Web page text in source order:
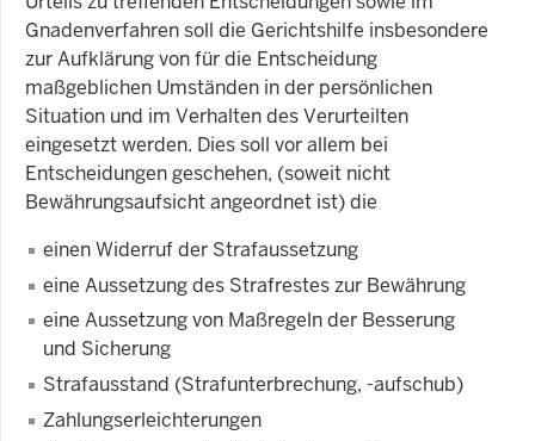
Gnadenverfahren soll die Gerichtshilfe insbesondere
zur Aufklärung von für die Entscheidung
maßgeblichen Umständen in der persönlichen
Situation und im Verhalten des Verurteilten
eingesetzt werden. Dies soll vor allem bei
Entscheidungen geschehen, (soweit nicht
Bewährungsaufsicht angeordnet ist) die
einen Widerruf der Strafaussetzung
eine Aussetzung des Strafrestes zur Bewährung
eine Aussetzung von Maßregeln der Besserung
und Sicherung
Strafausstand (Strafunterbrechung, -aufschub)
Zahlungserleichterungen